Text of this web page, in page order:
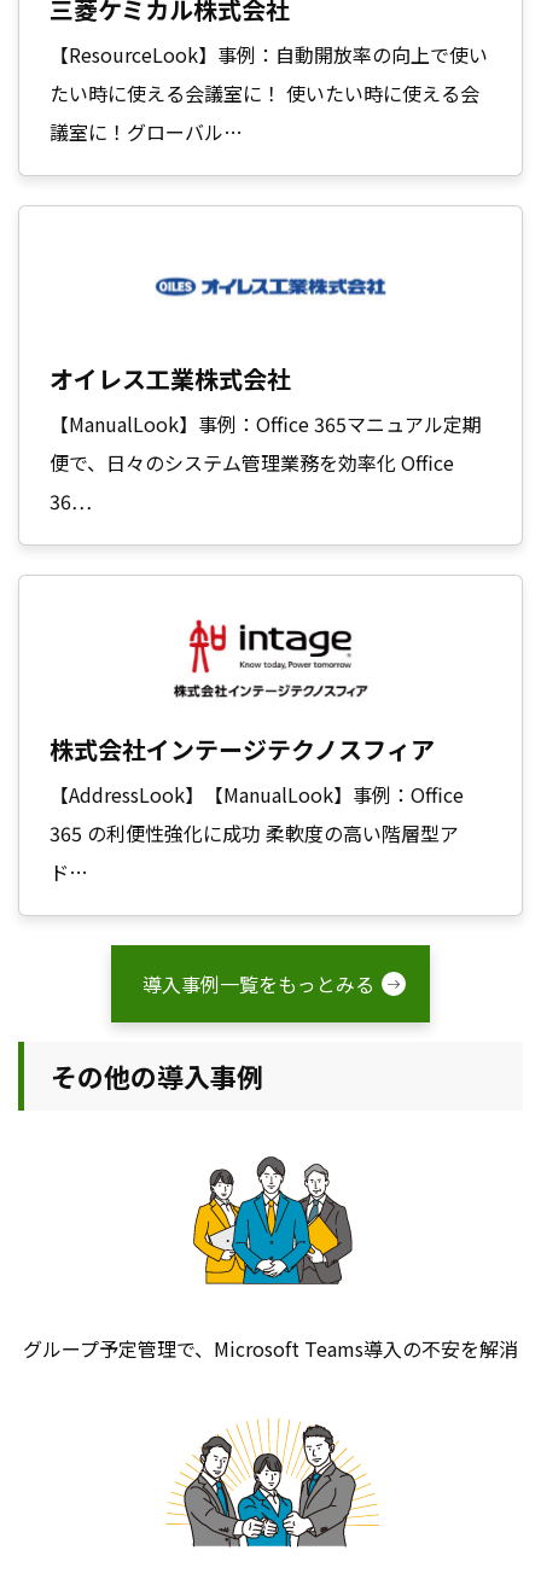
三菱ケミカル株式会社
【ResourceLook】事例：自動開放率の向上で使い
たい時に使える会議室に！ 使いたい時に使える会
議室に！グローバル…
オイレス工業株式会社
【ManualLook】事例：Office 365マニュアル定期
便で、日々のシステム管理業務を効率化 Office
36…
株式会社インテージテクノスフィア
【AddressLook】【ManualLook】事例：Office
365 の利便性強化に成功 柔軟度の高い階層型ア
ド…
導入事例一覧をもっとみる
その他の導入事例
グループ予定管理で、Microsoft Teams導入の不安を解消